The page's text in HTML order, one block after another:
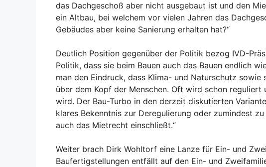
das Dachgeschoß aber nicht ausgebaut ist und den
ein Altbau, bei welchem vor vielen Jahren das
Gebäudes aber keine Sanierung erhalten hat?“
Deutlich Position gegenüber der Politik bezog IVD-
Politik, dass sie beim Bauen auch das Bauen endlich
man den Eindruck, dass Klima- und Naturschutz
über dem Kopf der Menschen. Oft wird schon
wird. Der Bau-Turbo in den derzeit diskutierten
klares Bekenntnis zur Deregulierung oder zumindest
auch das Mietrecht einschließt.“
Weiter brach Dirk Wohltorf eine Lanze für Ein- und
Baufertigstellungen entfällt auf den Ein- und